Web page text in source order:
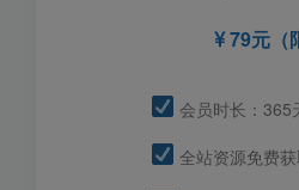
79元（
会员时长：365
全站资源免费